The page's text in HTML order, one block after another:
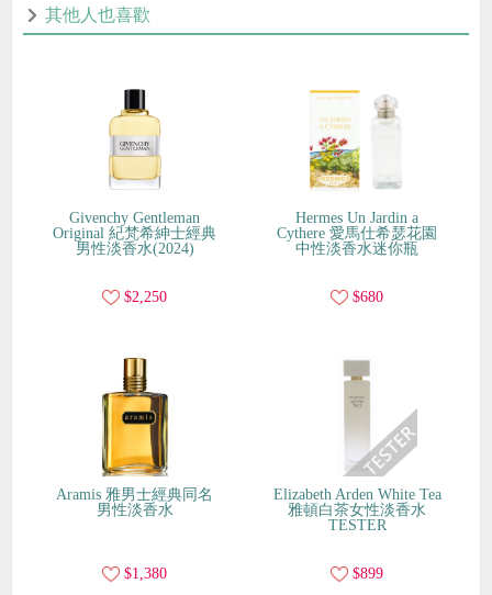
其他人也喜歡
Givenchy Gentleman
Original 紀梵希紳士經典
男性淡香水(2024)
$2,250
Hermes Un Jardin a
Cythere 愛馬仕希瑟花園
中性淡香水迷你瓶
$680
Aramis 雅男士經典同名
男性淡香水
$1,380
Elizabeth Arden White Tea
雅頓白茶女性淡香水
TESTER
$899